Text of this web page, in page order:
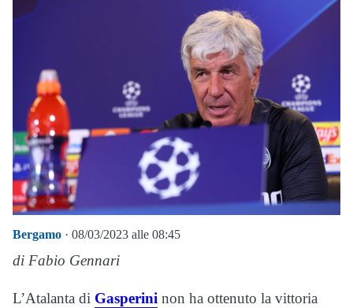
Bergamo · 08/03/2023 alle 08:45
di Fabio Gennari
L’Atalanta di Gasperini non ha ottenuto la vittoria